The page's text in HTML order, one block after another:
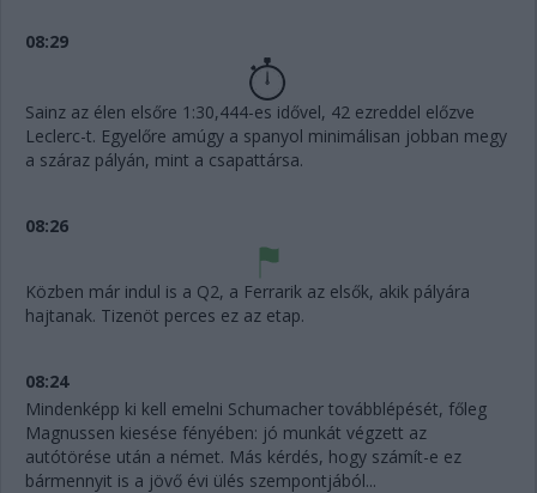
08:29
Sainz az élen elsőre 1:30,444-es idővel, 42 ezreddel előzve
Leclerc-t. Egyelőre amúgy a spanyol minimálisan jobban megy
a száraz pályán, mint a csapattársa.
08:26
Közben már indul is a Q2, a Ferrarik az elsők, akik pályára
hajtanak. Tizenöt perces ez az etap.
08:24
Mindenképp ki kell emelni Schumacher továbblépését, főleg
Magnussen kiesése fényében: jó munkát végzett az
autótörése után a német. Más kérdés, hogy számít-e ez
bármennyit is a jövő évi ülés szempontjából...